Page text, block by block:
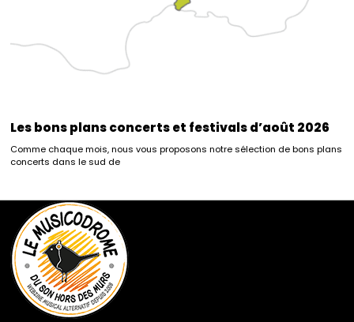
Les bons plans concerts et festivals d’août 2026
Comme chaque mois, nous vous proposons notre sélection de bons plans
concerts dans le sud de